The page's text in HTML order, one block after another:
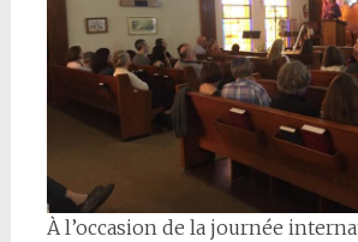
À l’occasion de la journée